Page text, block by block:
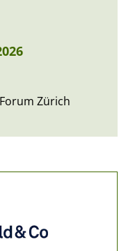
Zürich